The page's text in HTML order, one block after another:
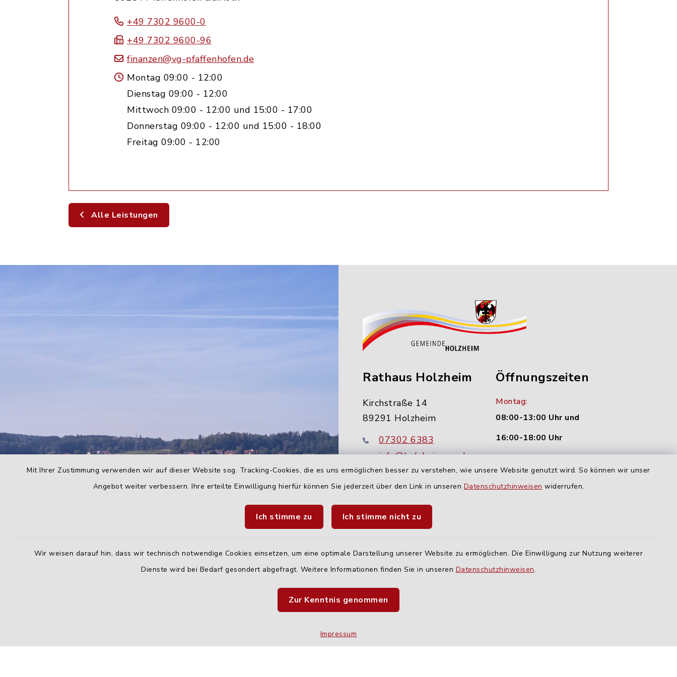
Mit Ihrer Zustimmung verwenden wir auf dieser Website sog. Tracking-Cookies, die es uns ermöglichen besser zu verstehen, wie unsere Website genutzt wird. So können wir unser
Angebot weiter verbessern. Ihre erteilte Einwilligung hierfür können Sie jederzeit über den Link in unseren Datenschutzhinweisen widerrufen.
Ich stimme zu Ich stimme nicht zu
Wir weisen darauf hin, dass wir technisch notwendige Cookies einsetzen, um eine optimale Darstellung unserer Website zu ermöglichen. Die Einwilligung zur Nutzung weiterer
Dienste wird bei Bedarf gesondert abgefragt. Weitere Informationen finden Sie in unseren Datenschutzhinweisen.
Zur Kenntnis genommen
Impressum
+49 7302 9600-0
+49 7302 9600-96
finanzen@vg-pfaffenhofen.de
Montag 09:00 - 12:00
Dienstag 09:00 - 12:00
Mittwoch 09:00 - 12:00 und 15:00 - 17:00
Donnerstag 09:00 - 12:00 und 15:00 - 18:00
Freitag 09:00 - 12:00
Alle Leistungen
Rathaus Holzheim
Kirchstraße 14
89291 Holzheim
07302 6383
info@holzheim-nu.de
Öffnungszeiten
Montag:
08:00-13:00 Uhr und
16:00-18:00 Uhr
geschlossen
Landratsamt Neu-Ulm